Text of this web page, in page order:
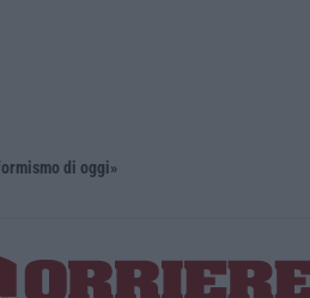
di oggi»